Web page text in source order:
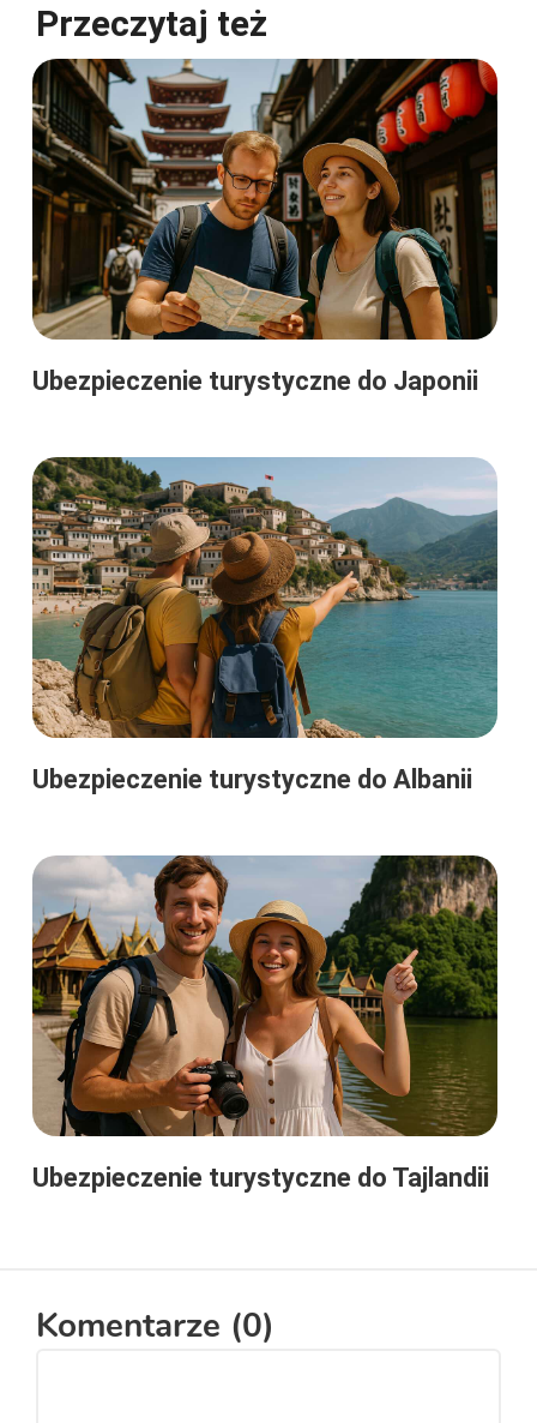
Przeczytaj też
Ubezpieczenie turystyczne do Japonii
Ubezpieczenie turystyczne do Albanii
Ubezpieczenie turystyczne do Tajlandii
Komentarze (0)